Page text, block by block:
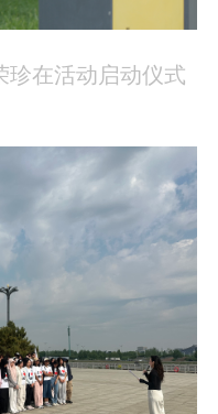
珍在活动启动仪式